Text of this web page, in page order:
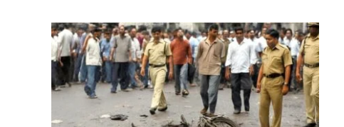
s
A
p
p
e
b
o
o
k
e
r
e
dI
n
l e